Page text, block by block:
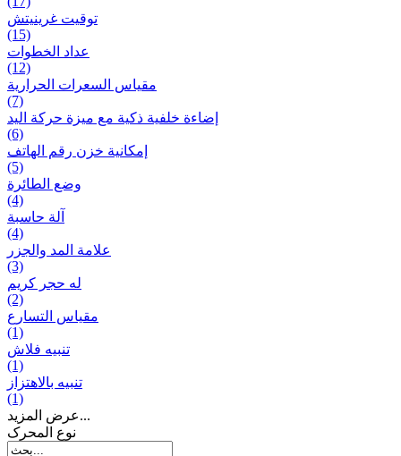
توقيت غرينيتش
(15)
عداد الخطوات
(12)
مقیاس السعرات الحرارية
(7)
إضاءة خلفية ذكية مع ميزة حرکة اليد
(6)
إمكانية خزن رقم الهاتف
(5)
وضع الطائرة
(4)
آلة حاسبة
(4)
علامة المد والجزر
(3)
له حجر كريم
(2)
مقياس التسارع
(1)
تنبيه فلاش
(1)
تنبيه بالاهتزاز
(1)
عرض المزيد...
نوع المحرک